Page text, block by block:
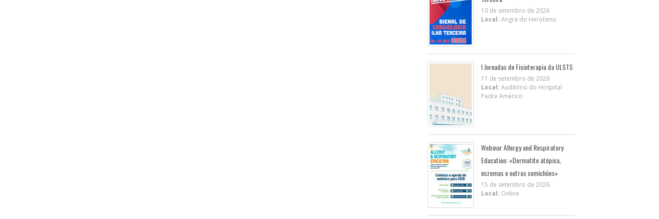
10 de setembro de 2026
Local: Angra do Heroísmo
I Jornadas de Fisioterapia da ULSTS
11 de setembro de 2026
Local: Auditório do Hospital
Padre Américo
Webinar Allergy and Respiratory
Education: «Dermatite atópica,
eczemas e outras comichões»
15 de setembro de 2026
Local: Online